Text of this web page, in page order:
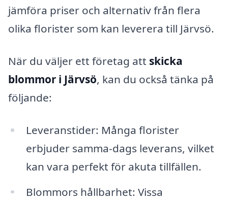
jämföra priser och alternativ från flera
olika florister som kan leverera till Järvsö.
När du väljer ett företag att skicka
blommor i Järvsö, kan du också tänka på
följande:
Leveranstider: Många florister
erbjuder samma-dags leverans, vilket
kan vara perfekt för akuta tillfällen.
Blommors hållbarhet: Vissa